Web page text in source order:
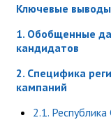
Ключевые выводы
1. Обобщенные
кандидатов
2. Специфика
кампаний
2.1. Республика